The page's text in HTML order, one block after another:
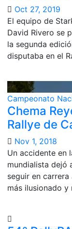
Oct 27, 2019
El equipo de
David Rivero se
la segunda
disputaba en el
Campeonato
Chema
Rallye de
Nov 1, 2018
Un accidente en
mundialista dejó
seguir en
más ilusionado